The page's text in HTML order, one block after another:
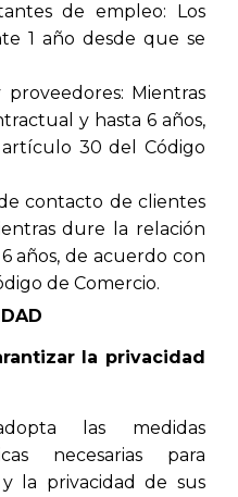
de empleo: Los
1 año desde que se
Mientras
y hasta 6 años,
30 del Código
contacto de clientes
dure la relación
años, de acuerdo con
de Comercio.
la privacidad
las medidas
necesarias para
la privacidad de sus